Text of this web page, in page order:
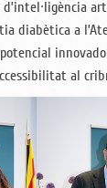
diabètica a
al